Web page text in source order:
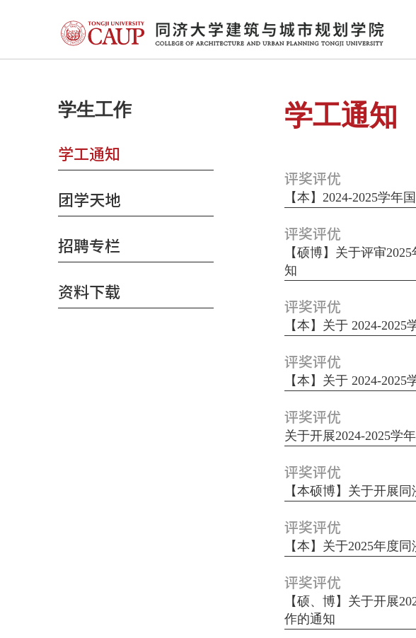
学生工作
学工通知
团学天地
招聘专栏
资料下载
学工通知
评奖评优
【本】2024-2025学年
评奖评优
【硕博】关于评审
知
评奖评优
【本】关于 2024-
评奖评优
【本】关于 2024-
评奖评优
关于开展2024-2025学
评奖评优
【本硕博】关于开展
评奖评优
【本】关于2025年度
评奖评优
【硕、博】关于开展
作的通知